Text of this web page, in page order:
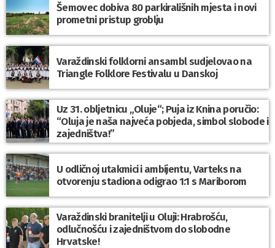
Šemovec dobiva 80 parkirališnih mjesta i novi
prometni pristup groblju
Varaždinski folklorni ansambl sudjelovao na
Triangle Folklore Festivalu u Danskoj
Uz 31. obljetnicu „Oluje“; Puja iz Knina poručio:
“Oluja je naša najveća pobjeda, simbol slobode i
zajedništva!”
U odličnoj utakmici i ambijentu, Varteks na
otvorenju stadiona odigrao 1:1 s Mariborom
Varaždinski branitelji u Oluji: Hrabrošću,
odlučnošću i zajedništvom do slobodne
Hrvatske!